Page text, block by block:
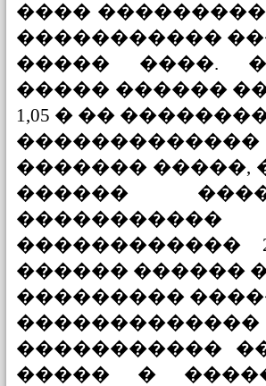
����
�����������
����� ����.
����� ������
1,05 � ��
������� �����,
������
������������
������ ������
���������
�����������
����� �